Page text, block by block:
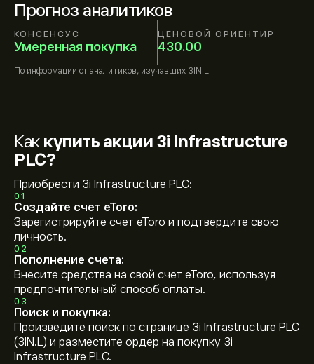
Прогноз аналитиков
КОНСЕНСУС
Умеренная покупка
ЦЕНОВОЙ ОРИЕНТИР
430.00
По информации от аналитиков, изучавших 3IN.L
Как купить акции 3i Infrastructure
PLC?
Приобрести 3i Infrastructure PLC:
01
Создайте счет eToro:
Зарегистрируйте счет eToro и подтвердите свою
личность.
02
Пополнение счета:
Внесите средства на свой счет eToro, используя
предпочтительный способ оплаты.
03
Поиск и покупка:
Произведите поиск по странице 3i Infrastructure PLC
(3IN.L) и разместите ордер на покупку 3i
Infrastructure PLC.